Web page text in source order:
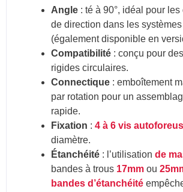
Angle: té à 90°, idéal pour les
de direction dans les
(également disponible en
Compatibilité: conçu pour
rigides circulaires.
Connectique: emboîtement
par rotation pour un
rapide.
Fixation : 4 à 6 vis
diamètre.
Étanchéité: l’utilisation de
bandes à trous 17mmou
bandes d’étanchéité